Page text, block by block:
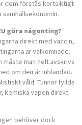
dem förstås kortsiktigt
samhällsekonomin.
göra någonting?
direkt med vaccin,
är välkomnade.
man helt avskriva
om den är inblandad.
våld. Tunnor fyllda
kemiska vapen direkt
behöver dock